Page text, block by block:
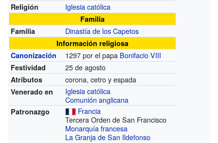
Religión Iglesia católica
Familia
Familia
Dinastía de los Capetos
Información religiosa
Canonización
1297 por el papa Bonifacio VIII
Festividad 25 de agosto
Atributos corona, cetro y espada
Venerado en
Iglesia católica
Comunión anglicana
Patronazgo
Francia
Tercera Orden de San Francisco
Monarquía francesa
La Granja de San Ildefonso